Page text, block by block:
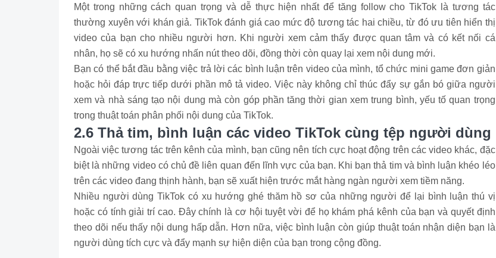
Một trong những cách quan trọng và dễ thực hiện nhất để tăng follow cho TikTok là tương tác
thường xuyên với khán giả. TikTok đánh giá cao mức độ tương tác hai chiều, từ đó ưu tiên hiển thị
video của bạn cho nhiều người hơn. Khi người xem cảm thấy được quan tâm và có kết nối cá
nhân, họ sẽ có xu hướng nhấn nút theo dõi, đồng thời còn quay lại xem nội dung mới.
Bạn có thể bắt đầu bằng việc trả lời các bình luận trên video của mình, tổ chức mini game đơn giản
hoặc hỏi đáp trực tiếp dưới phần mô tả video. Việc này không chỉ thúc đẩy sự gắn bó giữa người
xem và nhà sáng tạo nội dung mà còn góp phần tăng thời gian xem trung bình, yếu tố quan trọng
trong thuật toán phân phối nội dung của TikTok.
2.6 Thả tim, bình luận các video TikTok cùng tệp người dùng
Ngoài việc tương tác trên kênh của mình, bạn cũng nên tích cực hoạt động trên các video khác, đặc
biệt là những video có chủ đề liên quan đến lĩnh vực của bạn. Khi bạn thả tim và bình luận khéo léo
trên các video đang thịnh hành, bạn sẽ xuất hiện trước mắt hàng ngàn người xem tiềm năng.
Nhiều người dùng TikTok có xu hướng ghé thăm hồ sơ của những người để lại bình luận thú vị
hoặc có tính giải trí cao. Đây chính là cơ hội tuyệt vời để họ khám phá kênh của bạn và quyết định
theo dõi nếu thấy nội dung hấp dẫn. Hơn nữa, việc bình luận còn giúp thuật toán nhận diện bạn là
người dùng tích cực và đẩy mạnh sự hiện diện của bạn trong cộng đồng.